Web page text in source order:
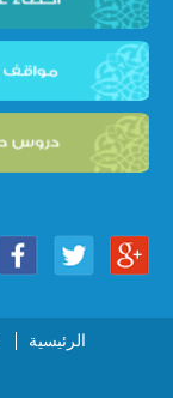
الرئيسية